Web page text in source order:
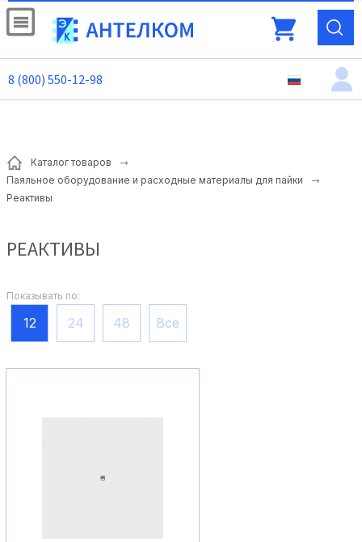
8 (800) 550-12-98
Каталог товаров
Паяльное оборудование и расходные материалы для пайки
Реактивы
РЕАКТИВЫ
Показывать по:
12 24 48 Все